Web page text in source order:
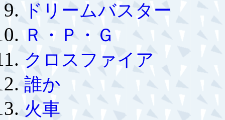
ドリームバスター
Ｒ・Ｐ・Ｇ
クロスファイア
誰か
火車